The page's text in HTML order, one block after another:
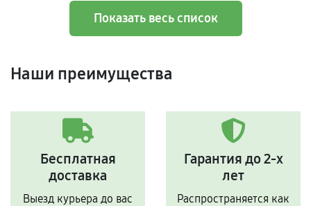
Показать весь список
Наши преимущества
Бесплатная
доставка
Выезд курьера до вас
Гарантия до 2-х
лет
Распространяется как